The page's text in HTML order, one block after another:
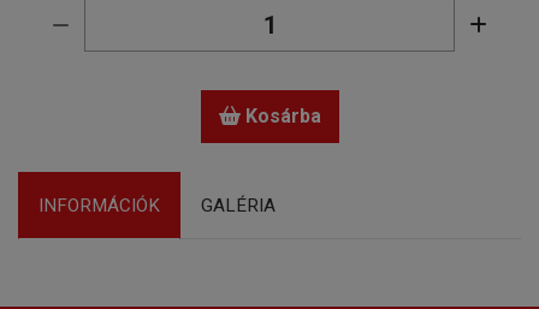
Kosárba
INFORMÁCIÓK GALÉRIA